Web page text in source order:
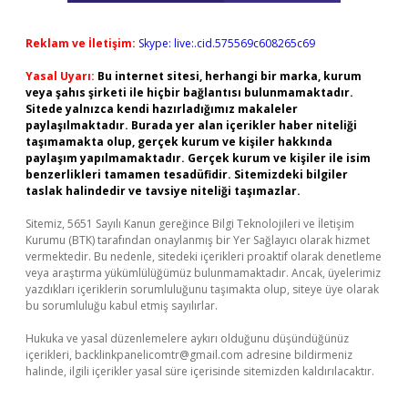
Reklam ve İletişim: Skype: live:.cid.575569c608265c69
Yasal Uyarı: Bu internet sitesi, herhangi bir marka, kurum
veya şahıs şirketi ile hiçbir bağlantısı bulunmamaktadır.
Sitede yalnızca kendi hazırladığımız makaleler
paylaşılmaktadır. Burada yer alan içerikler haber niteliği
taşımamakta olup, gerçek kurum ve kişiler hakkında
paylaşım yapılmamaktadır. Gerçek kurum ve kişiler ile isim
benzerlikleri tamamen tesadüfidir. Sitemizdeki bilgiler
taslak halindedir ve tavsiye niteliği taşımazlar.
Sitemiz, 5651 Sayılı Kanun gereğince Bilgi Teknolojileri ve İletişim
Kurumu (BTK) tarafından onaylanmış bir Yer Sağlayıcı olarak hizmet
vermektedir. Bu nedenle, sitedeki içerikleri proaktif olarak denetleme
veya araştırma yükümlülüğümüz bulunmamaktadır. Ancak, üyelerimiz
yazdıkları içeriklerin sorumluluğunu taşımakta olup, siteye üye olarak
bu sorumluluğu kabul etmiş sayılırlar.
Hukuka ve yasal düzenlemelere aykırı olduğunu düşündüğünüz
içerikleri, backlinkpanelicomtr@gmail.com adresine bildirmeniz
halinde, ilgili içerikler yasal süre içerisinde sitemizden kaldırılacaktır.